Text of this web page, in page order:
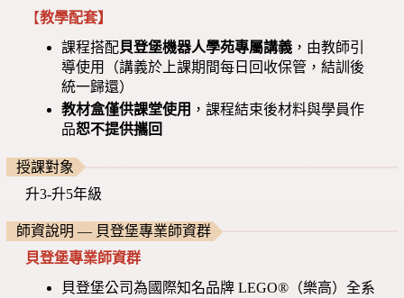
【教學配套】
課程搭配貝登堡機器人學苑專屬講義 ，由教師引
導使用（講義於上課期間每日回收保管，結訓後
統一歸還）
教材盒僅供課堂使用 ，課程結束後材料與學員作
品恕不提供攜回
授課對象
升3-升5年級
師資說明 — 貝登堡專業師資群
貝登堡專業師資群
貝登堡公司為國際知名品牌 LEGO®（樂高）全系